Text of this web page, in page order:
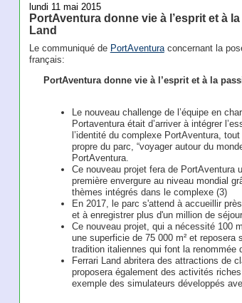
lundi 11 mai 2015
PortAventura donne vie à l’esprit et à
Land
Le communiqué de PortAventuraconcernant la
français:
PortAventura donne vie à l’esprit et à la
Le nouveau challenge de l’équipe en
Portaventura était d’arriver à intégrer
l’identité du complexe PortAventura,
propre du parc, “voyager autour du
PortAventura.
Ce nouveau projet fera de PortAventura
première envergure au niveau mondial
thèmes intégrés dans le complexe (3)
En 2017, le parc s'attend à accueillir
et à enregistrer plus d'un million de
Ce nouveau projet, qui a nécessité 100
une superficie de 75 000 m² et
tradition italiennes qui font la renommée
Ferrari Land abritera des attractions de
proposera également des activités
exemple des simulateurs développés